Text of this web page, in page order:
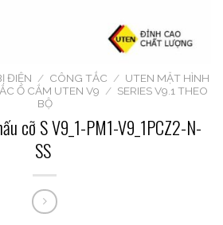
ĐIỆN / CÔNG TẮC / UTEN MẶT HÌNH
Ổ CẮM UTEN V9 / SERIES V9.1 THEO
BỘ
cỡ S V9_1-PM1-V9_1PCZ2-N-
SS